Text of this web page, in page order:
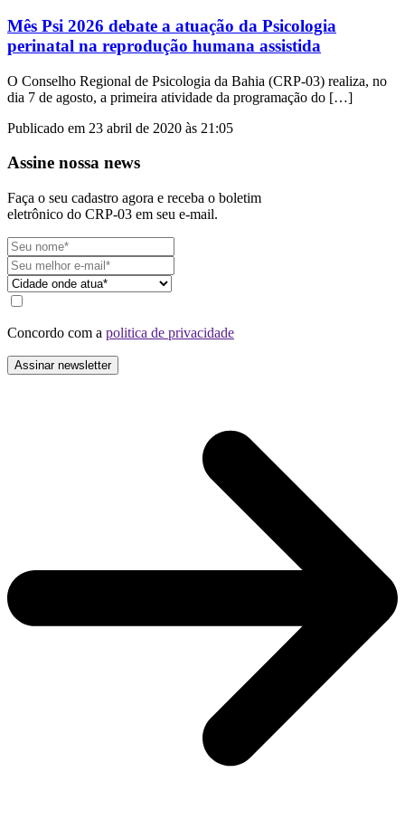
Mês Psi 2026 debate a atuação da Psicologia
perinatal na reprodução humana assistida
O Conselho Regional de Psicologia da Bahia (CRP-03) realiza, no
dia 7 de agosto, a primeira atividade da programação do […]
Publicado em 23 abril de 2020 às 21:05
Assine nossa news
Faça o seu cadastro agora e receba o boletim
eletrônico do CRP-03 em seu e-mail.
Concordo com a politica de privacidade